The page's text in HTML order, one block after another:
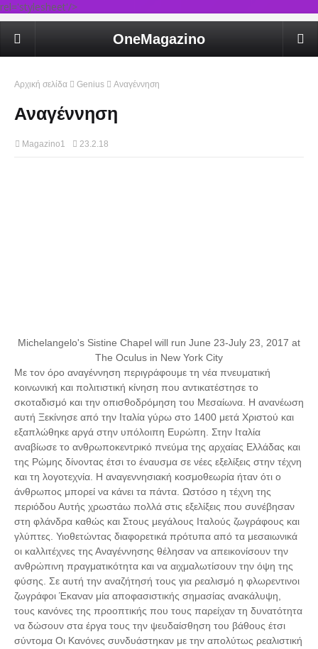
rel='stylesheet'/>
OneMagazino
Αρχική σελίδα Genius Αναγέννηση
Αναγέννηση
Magazino1 23.2.18
Michelangelo's Sistine Chapel will run June 23-July 23, 2017 at
The Oculus in New York City
Με τον όρο αναγέννηση περιγράφουμε τη νέα πνευματική
κοινωνική και πολιτιστική κίνηση που αντικατέστησε το
σκοταδισμό και την οπισθοδρόμηση του Μεσαίωνα. Η ανανέωση
αυτή Ξεκίνησε από την Ιταλία γύρω στο 1400 μετά Χριστού και
εξαπλώθηκε αργά στην υπόλοιπη Ευρώπη. Στην Ιταλία
αναβίωσε το ανθρωποκεντρικό πνεύμα της αρχαίας Ελλάδας και
της Ρώμης δίνοντας έτσι το έναυσμα σε νέες εξελίξεις στην τέχνη
και τη λογοτεχνία. Η αναγεννησιακή κοσμοθεωρία ήταν ότι ο
άνθρωπος μπορεί να κάνει τα πάντα. Ωστόσο η τέχνη της
περιόδου Αυτής χρωστάω πολλά στις εξελίξεις που συνέβησαν
στη φλάνδρα καθώς και Στους μεγάλους Ιταλούς ζωγράφους και
γλύπτες. Υιοθετώντας διαφορετικά πρότυπα από τα μεσαιωνικά
οι καλλιτέχνες της Αναγέννησης θέλησαν να απεικονίσουν την
ανθρώπινη πραγματικότητα και να αιχμαλωτίσουν την όψη της
φύσης. Σε αυτή την αναζήτησή τους για ρεαλισμό η φλωρεντινοι
ζωγράφοι Έκαναν μία αποφασιστικής σημασίας ανακάλυψη,
τους κανόνες της προοπτικής που τους παρείχαν τη δυνατότητα
να δώσουν στα έργα τους την ψευδαίσθηση του βάθους έτσι
σύντομα Οι Κανόνες συνδυάστηκαν με την απολύτως ρεαλιστική